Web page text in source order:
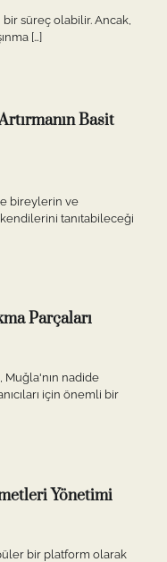
bir süreç olabilir. Ancak,
[…]
Basit
bireylerin ve
tanıtabileceği
Parçaları
nadide
için önemli bir
Yönetimi
bir platform olarak